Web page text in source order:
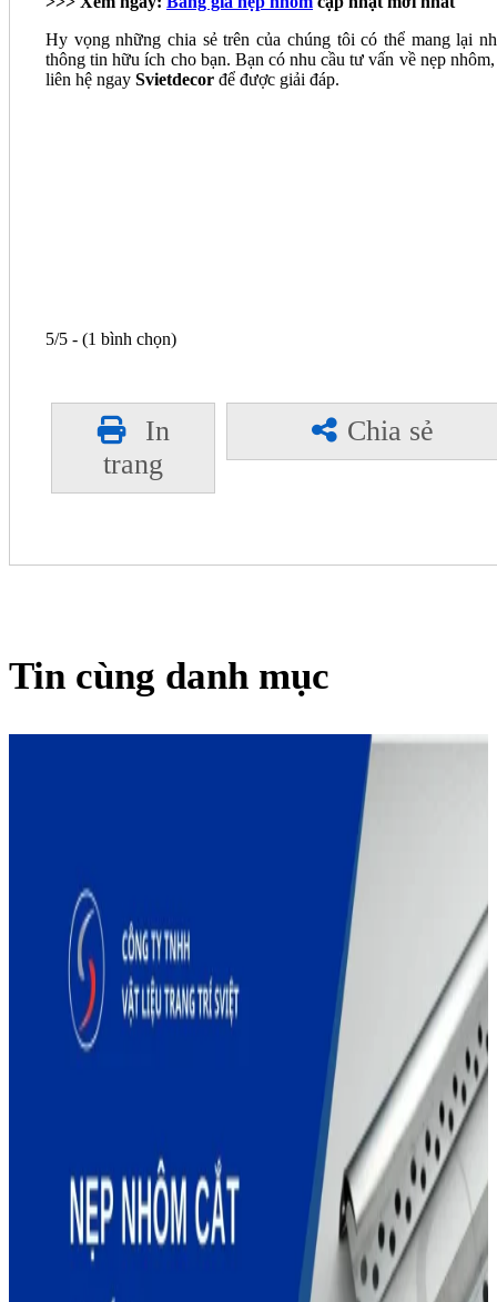
Hy vọng những chia sẻ trên của chúng tôi có thể mang lại
thông tin hữu ích cho bạn. Bạn có nhu cầu tư vấn về nẹp
liên hệ ngay Svietdecor để được giải đáp.
5/5 - (1 bình chọn)
In
trang
Chia sẻ
Tin cùng danh mục